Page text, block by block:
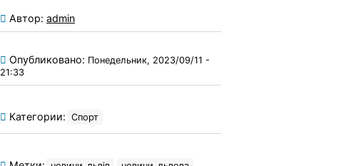
Автор: admin
Опубликовано: Понедельник, 2023/09/11 -
21:33
Категории: Спорт